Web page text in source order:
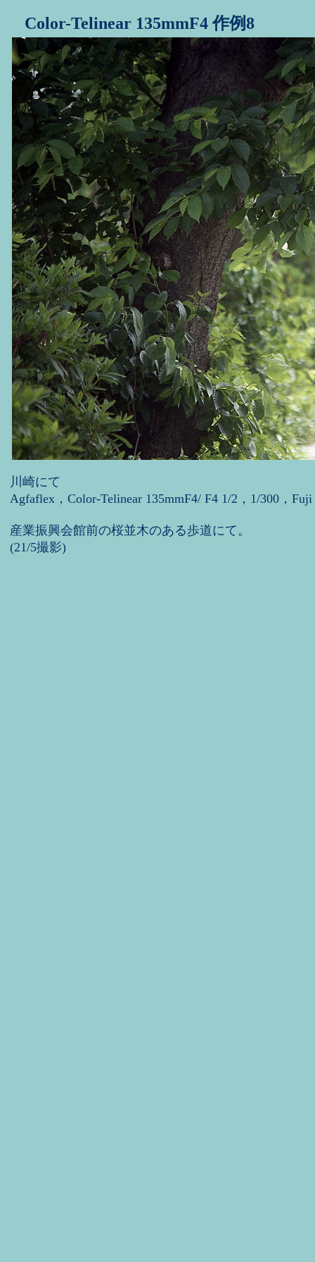
Color-Telinear 135mmF4 作例8
川崎にて
Agfaflex，Color-Telinear 135mmF4/ F4 1/2，1/300，
産業振興会館前の桜並木のある歩道にて。
(21/5撮影)